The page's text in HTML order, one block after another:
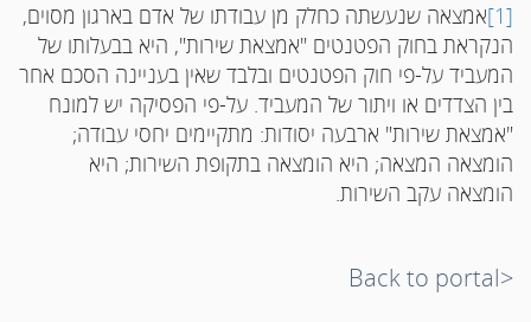
[1]
אמצאה שנעשתה כחלק מן עבודתו של אדם בארגון מסוים,
הנקראת בחוק הפטנטים "אמצאת שירות", היא בבעלותו של
המעביד על-פי חוק הפטנטים ובלבד שאין בעניינה הסכם אחר
בין הצדדים או ויתור של המעביד. על-פי הפסיקה יש למונח
"אמצאת שירות" ארבעה יסודות: מתקיימים יחסי עבודה;
הומצאה המצאה; היא הומצאה בתקופת השירות; היא
הומצאה עקב השירות.
<Back to portal